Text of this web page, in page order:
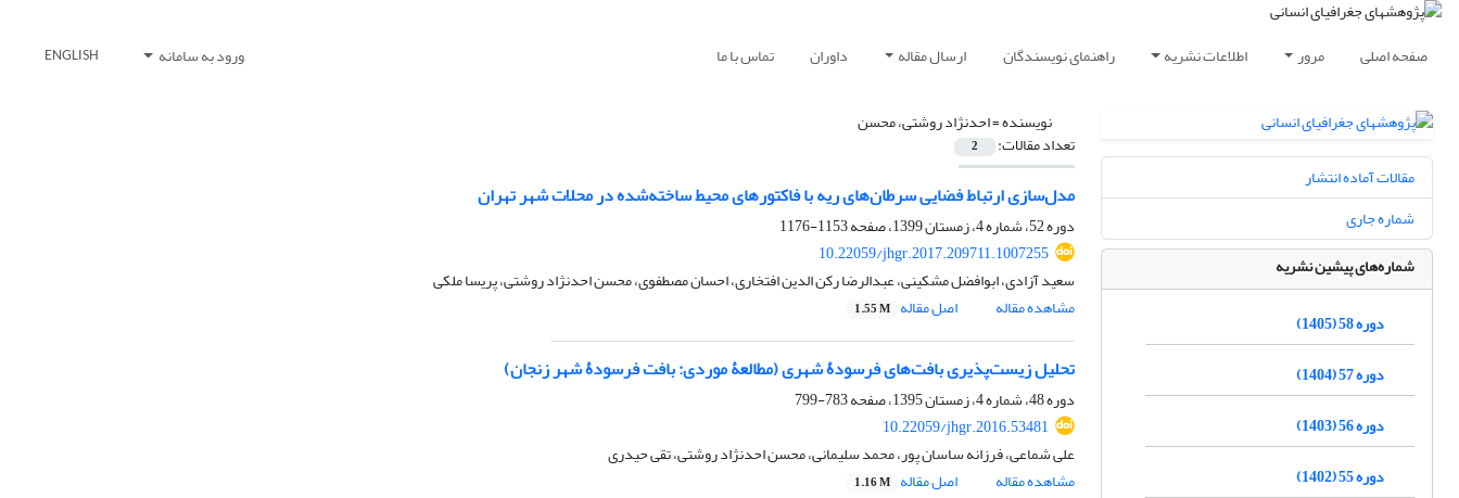
صفحه اصلی مرور اطلاعات نشریه راهنمای نویسندگان ارسال مقاله داوران تماس با ما ورود به سامانه ENGLISH
نویسنده =احدنژاد روشتی، محسن
تعداد مقالات: 2
مدل‌‌سازی ارتباط فضایی سرطان‌‌های ریه با فاکتورهای محیط ساخته‌‌شده در محلات شهر تهران
دوره 52، شماره 4، زمستان 1399، صفحه
1153-1176
10.22059/jhgr.2017.209711.1007255
سعید آزادی، ابوافضل مشکینی، عبدالرضا رکن الدین افتخاری، احسان مصطفوی، محسن احدنژاد روشتی، پریسا ملکی
مشاهده مقاله
اصل مقاله 1.55 M
تحلیل زیست‌پذیری بافت‌های فرسودۀ شهری (مطالعۀ موردی: بافت فرسودۀ شهر زنجان)
دوره 48، شماره 4، زمستان 1395، صفحه
783-799
10.22059/jhgr.2016.53481
علی شماعی، فرزانه ساسان پور، محمد سلیمانی، محسن احدنژاد روشتی، تقی حیدری
مشاهده مقاله
اصل مقاله 1.16 M
مقالات آماده انتشار
شماره جاری
شماره‌های پیشین نشریه
دوره 58 (1405)
دوره 57 (1404)
دوره 56 (1403)
دوره 55 (1402)